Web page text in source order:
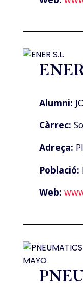
Alumni:
Càrrec:
Adreça:
Població:
Web: